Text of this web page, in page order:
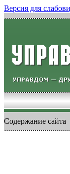
Версия для
Содержание сайта